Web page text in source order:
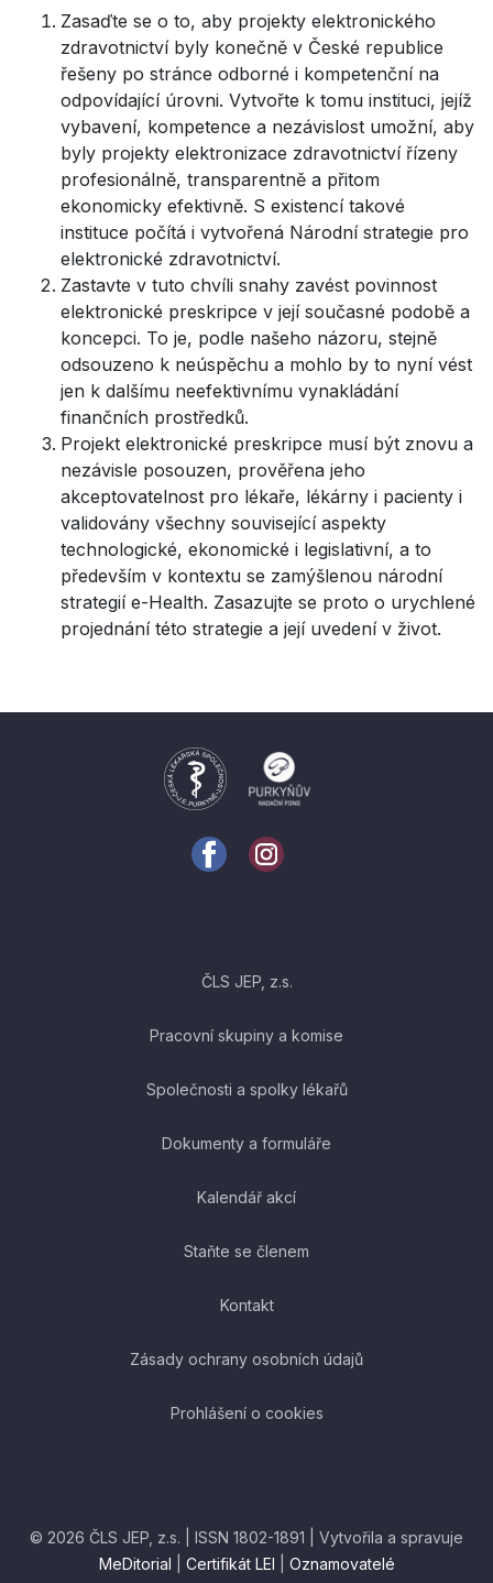
Zasaďte se o to, aby projekty elektronického
zdravotnictví byly konečně v České republice
řešeny po stránce odborné i kompetenční na
odpovídající úrovni. Vytvořte k tomu instituci, jejíž
vybavení, kompetence a nezávislost umožní, aby
byly projekty elektronizace zdravotnictví řízeny
profesionálně, transparentně a přitom
ekonomicky efektivně. S existencí takové
instituce počítá i vytvořená Národní strategie pro
elektronické zdravotnictví.
Zastavte v tuto chvíli snahy zavést povinnost
elektronické preskripce v její současné podobě a
koncepci. To je, podle našeho názoru, stejně
odsouzeno k neúspěchu a mohlo by to nyní vést
jen k dalšímu neefektivnímu vynakládání
finančních prostředků.
Projekt elektronické preskripce musí být znovu a
nezávisle posouzen, prověřena jeho
akceptovatelnost pro lékaře, lékárny i pacienty i
validovány všechny související aspekty
technologické, ekonomické i legislativní, a to
především v kontextu se zamýšlenou národní
strategií e-Health. Zasazujte se proto o urychlené
projednání této strategie a její uvedení v život.
ČLS JEP, z.s.
Pracovní skupiny a komise
Společnosti a spolky lékařů
Dokumenty a formuláře
Kalendář akcí
Staňte se členem
Kontakt
Zásady ochrany osobních údajů
Prohlášení o cookies
© 2026 ČLS JEP, z.s. | ISSN 1802-1891 | Vytvořila a spravuje
MeDitorial
Certifikát LEI Oznamovatelé